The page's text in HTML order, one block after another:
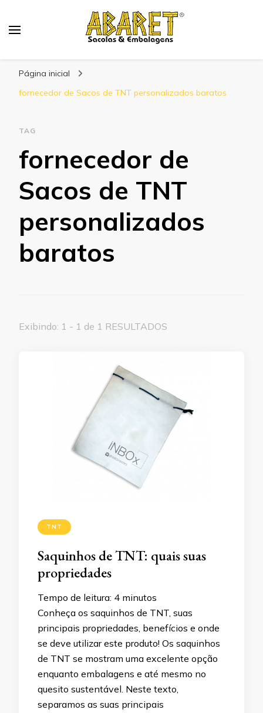
Página inicial
fornecedor de Sacos de TNT personalizados baratos
TAG
fornecedor de
Sacos de TNT
personalizados
baratos
Exibindo: 1 - 1 de 1 RESULTADOS
TNT
Saquinhos de TNT: quais suas
propriedades
Tempo de leitura: 4 minutos
Conheça os saquinhos de TNT, suas
principais propriedades, benefícios e onde
se deve utilizar este produto! Os saquinhos
de TNT se mostram uma excelente opção
enquanto embalagens e até mesmo no
quesito sustentável. Neste texto,
separamos as suas principais